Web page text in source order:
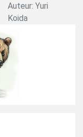
Auteur: Yuri
Koida